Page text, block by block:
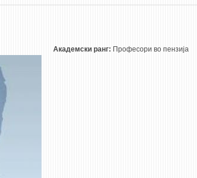
Академски ранг: Професори во пензија